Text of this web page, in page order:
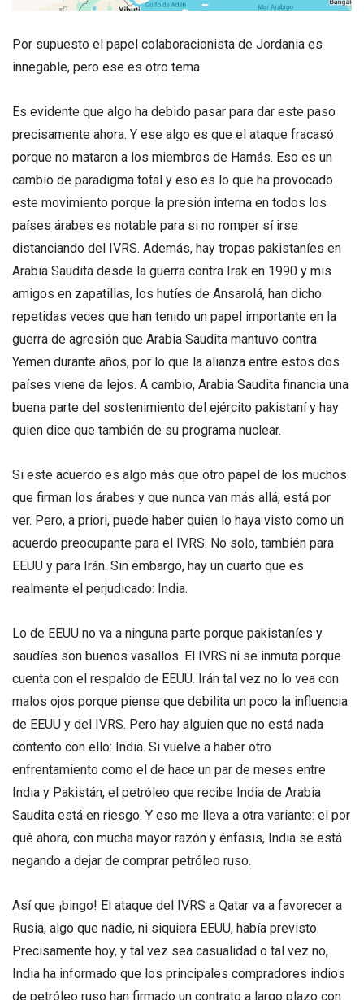
Por supuesto el papel colaboracionista de Jordania es
innegable, pero ese es otro tema.
Es evidente que algo ha debido pasar para dar este paso
precisamente ahora. Y ese algo es que el ataque fracasó
porque no mataron a los miembros de Hamás. Eso es un
cambio de paradigma total y eso es lo que ha provocado
este movimiento porque la presión interna en todos los
países árabes es notable para si no romper sí irse
distanciando del IVRS. Además, hay tropas pakistaníes en
Arabia Saudita desde la guerra contra Irak en 1990 y mis
amigos en zapatillas, los hutíes de Ansarolá, han dicho
repetidas veces que han tenido un papel importante en la
guerra de agresión que Arabia Saudita mantuvo contra
Yemen durante años, por lo que la alianza entre estos dos
países viene de lejos. A cambio, Arabia Saudita financia una
buena parte del sostenimiento del ejército pakistaní y hay
quien dice que también de su programa nuclear.
Si este acuerdo es algo más que otro papel de los muchos
que firman los árabes y que nunca van más allá, está por
ver. Pero, a priori, puede haber quien lo haya visto como un
acuerdo preocupante para el IVRS. No solo, también para
EEUU y para Irán. Sin embargo, hay un cuarto que es
realmente el perjudicado: India.
Lo de EEUU no va a ninguna parte porque pakistaníes y
saudíes son buenos vasallos. El IVRS ni se inmuta porque
cuenta con el respaldo de EEUU. Irán tal vez no lo vea con
malos ojos porque piense que debilita un poco la influencia
de EEUU y del IVRS. Pero hay alguien que no está nada
contento con ello: India. Si vuelve a haber otro
enfrentamiento como el de hace un par de meses entre
India y Pakistán, el petróleo que recibe India de Arabia
Saudita está en riesgo. Y eso me lleva a otra variante: el por
qué ahora, con mucha mayor razón y énfasis, India se está
negando a dejar de comprar petróleo ruso.
Así que ¡bingo! El ataque del IVRS a Qatar va a favorecer a
Rusia, algo que nadie, ni siquiera EEUU, había previsto.
Precisamente hoy, y tal vez sea casualidad o tal vez no,
India ha informado que los principales compradores indios
de petróleo ruso han firmado un contrato a largo plazo con